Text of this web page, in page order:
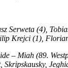
Serweta (4),
Krejci (1),
– Miah (89.